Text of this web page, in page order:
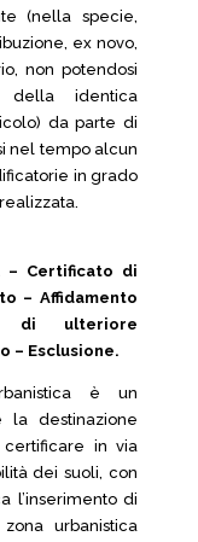
(nella specie,
ex novo,
non potendosi
della identica
da parte di
nel tempo alcun
in grado
– Certificato di
– Affidamento
di ulteriore
– Esclusione.
è un
la destinazione
in via
dei suoli, con
l’inserimento di
urbanistica